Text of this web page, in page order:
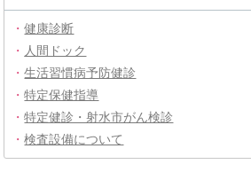
・健康診断
・ 人間ドック
・生活習慣病予防健診
・特定保健指導
・特定健診・射水市がん検診
・検査設備について